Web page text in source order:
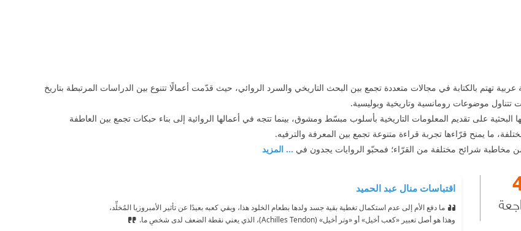
https://www.facebook.com/
عربية تهتم بالكتابة في مجالات متعددة تجمع بين البحث التاريخي والسرد الروائي، حيث قدّمت أعمالًا تتنوع بين الدراسات المرتبطة بتاريخ
تتناول موضوعات رومانسية وتاريخية وبوليسية.
البحثية على تقديم المعلومات التاريخية بأسلوب مبسّط ومشوق، بينما تتجه في أعمالها الروائية إلى بناء حبكات تجمع بين العاطفة
ما يمنح قرّاءها تجربة قراءة متنوعة تجمع بين المعرفة والترفيه.
من مخاطبة شرائح مختلفة من القرّاء؛ فمحبّو الروايات يجدون في ... المزيد
اقتباسات منال عبد الحميد
ما دفع الأم إلى عدم استكمال تغطية بقية جسد ولدها بطعام الخلود هذا، وبقي كعبه بعيدًا عن تأثير الأمبروزيا المُخلِّد،
وهذا هو أصل تعبير «كعب أخيل» أو «وتر أخيل» (Achilles Tendon)، الذي يعني نقطة الضعف لدى شخصٍ ما.